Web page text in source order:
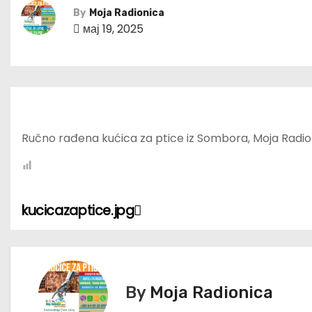
By Moja Radionica
мај 19, 2025
Ručno rađena kućica za ptice iz Sombora, Moja
К
р
kucicazaptice.jpg
By Moja Radionica